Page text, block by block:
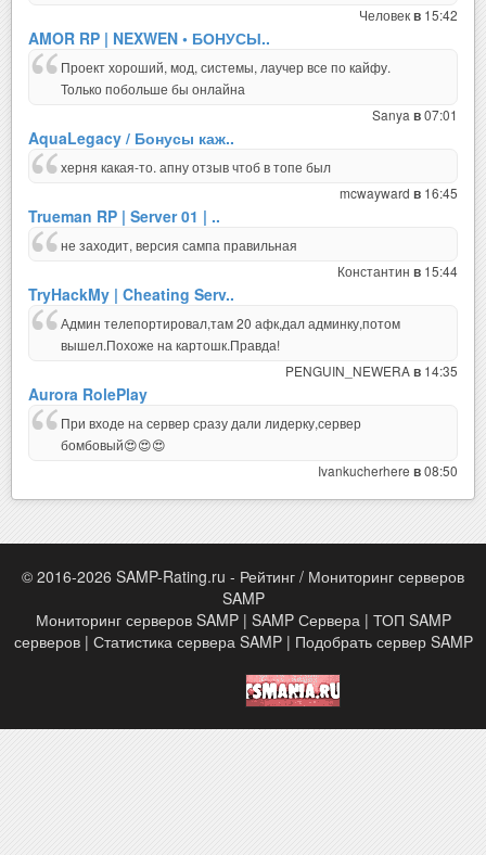
Человекв 15:42
AMOR RP | NEXWEN • БОНУСЫ..
Проект хороший, мод, системы, лаучер все по кайфу.
Только побольше бы онлайна
Sanya в07:01
AquaLegacy / Бонусы каж..
херня какая-то. апну отзыв чтоб в топе был
mcwayward в 16:45
Trueman RP | Server 01 | ..
не заходит, версия сампа правильная
Константин в 15:44
TryHackMy | Cheating Serv..
Админ телепортировал,там 20 афк,дал админку,потом
вышел.Похоже на картошк.Правда!
PENGUIN_NEWERAв 14:35
Aurora RolePlay
При входе на сервер сразу дали лидерку,сервер
бомбовый😍😍😍
Ivankucherhere в08:50
© 2016-2026 SAMP-Rating.ru - Рейтинг / Мониторинг серверов
SAMP
Мониторинг серверов SAMP | SAMP Сервера | ТОП SAMP
серверов | Статистика сервера SAMP | Подобрать сервер SAMP